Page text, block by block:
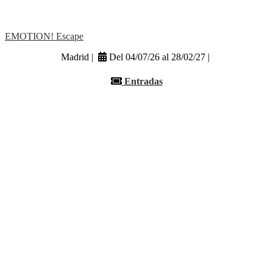
EMOTION! Escape
Madrid |
Del 04/07/26 al 28/02/27 |
Entradas